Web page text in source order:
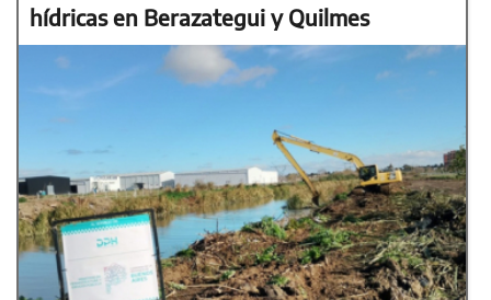
hídricas en Berazategui y Quilmes